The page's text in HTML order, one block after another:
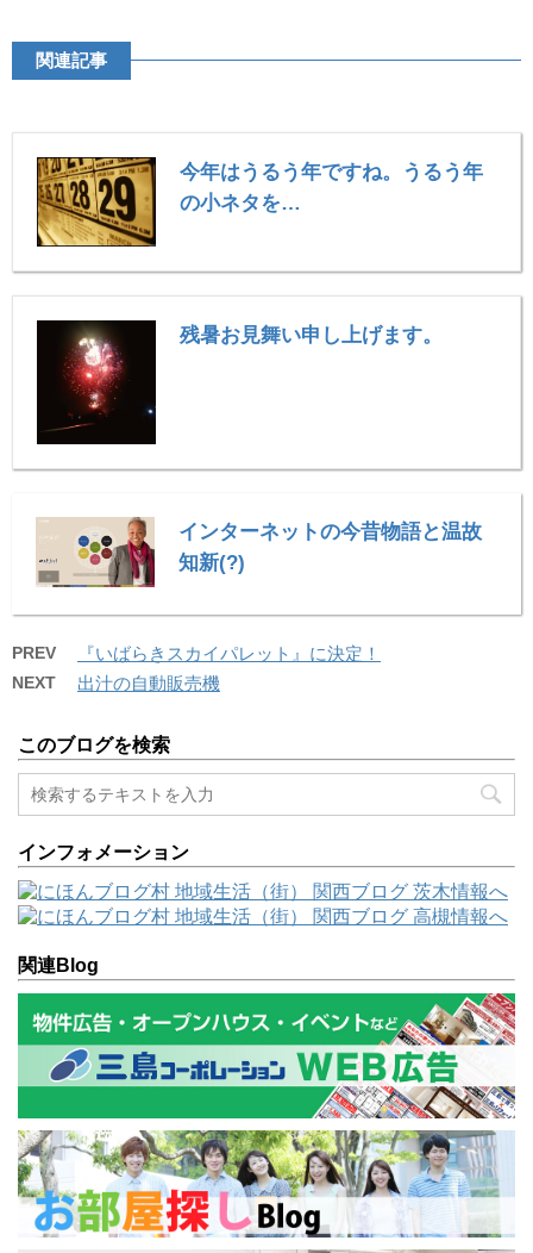
関連記事
今年はうるう年ですね。うるう年
の小ネタを…
残暑お見舞い申し上げます。
インターネットの今昔物語と温故
知新(?)
PREV 『いばらきスカイパレット』に決定！
NEXT 出汁の自動販売機
このブログを検索
インフォメーション
関連Blog